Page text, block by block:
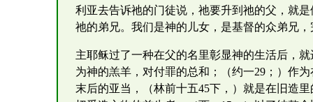
利亚去告诉祂的门徒说，祂要升到祂的父，就
祂的弟兄。我们是神的儿女，是基督的众弟兄
主耶稣过了一种在父的名里彰显神的生活后，
为神的羔羊，对付罪的总和；（约一29；）作
末后的亚当，（林前十五45下，）就是在旧造